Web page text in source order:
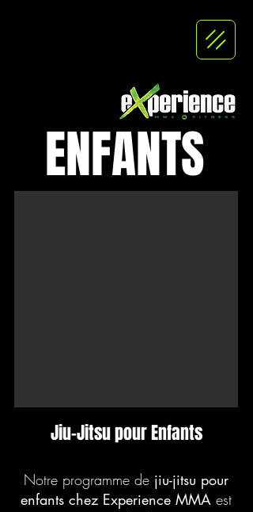
ENFANTS
Jiu-Jitsu pour Enfants
Notre programme de jiu-jitsu pour
enfants chez Experience MMA est